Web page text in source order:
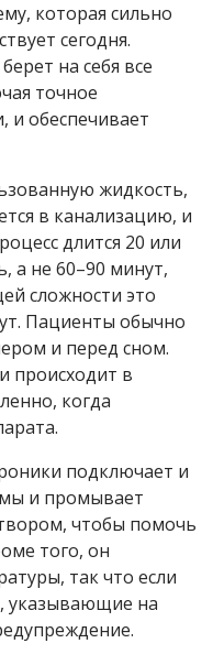
которая сильно
сегодня.
на себя все
точное
и обеспечивает
жидкость,
в канализацию, и
длится 20 или
а не 60–90 минут,
сложности это
Пациенты обычно
и перед сном.
происходит в
когда
подключает и
и промывает
чтобы помочь
того, он
так что если
указывающие на